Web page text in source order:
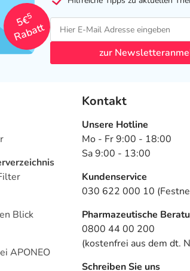
5€
5
Rabatt
zur
Blick
APONEO
Kontakt
Unsere Hotline
Mo - Fr 9:00 - 18:00
Sa 9:00 - 13:00
Kundenservice
030 622 000 10
Pharmazeutische
0800 44 00 200
(kostenfrei aus dem dt.
Schreiben Sie uns